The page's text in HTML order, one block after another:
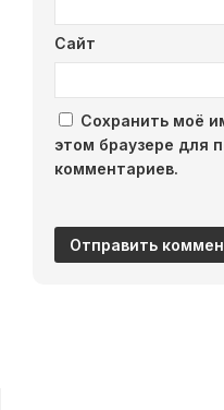
Сайт
Сохранить моё
этом браузере для
комментариев.